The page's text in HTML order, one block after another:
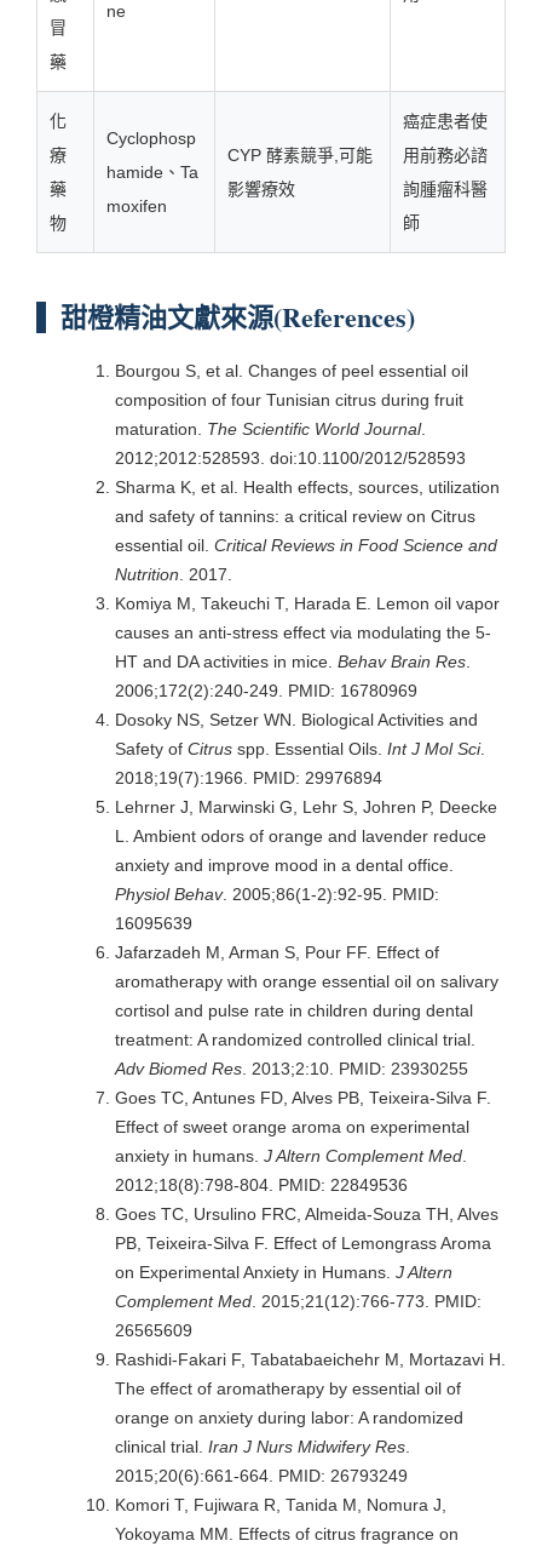
冒
藥
ne
化
療
藥
物
Cyclophosp
hamide、Ta
moxifen
CYP 酵素競爭,可能
影響療效
癌症患者使
用前務必諮
詢腫瘤科醫
師
甜橙精油文獻來源(References)
Bourgou S, et al. Changes of peel essential oil
composition of four Tunisian citrus during fruit
maturation. The Scientific World Journal.
2012;2012:528593. doi:10.1100/2012/528593
Sharma K, et al. Health effects, sources, utilization
and safety of tannins: a critical review on Citrus
essential oil. Critical Reviews in Food Science and
Nutrition . 2017.
Komiya M, Takeuchi T, Harada E. Lemon oil vapor
causes an anti-stress effect via modulating the 5-
HT and DA activities in mice. Behav Brain Res
2006;172(2):240-249. PMID: 16780969
Dosoky NS, Setzer WN. Biological Activities and
Safety of Citrus spp. Essential Oils. Int J Mol Sci.
2018;19(7):1966. PMID: 29976894
Lehrner J, Marwinski G, Lehr S, Johren P, Deecke
L. Ambient odors of orange and lavender reduce
anxiety and improve mood in a dental office.
Physiol Behav. 2005;86(1-2):92-95. PMID:
16095639
Jafarzadeh M, Arman S, Pour FF. Effect of
aromatherapy with orange essential oil on salivary
cortisol and pulse rate in children during dental
treatment: A randomized controlled clinical trial.
Adv Biomed Res . 2013;2:10. PMID: 23930255
Goes TC, Antunes FD, Alves PB, Teixeira-Silva F.
Effect of sweet orange aroma on experimental
anxiety in humans. J Altern Complement Med
2012;18(8):798-804. PMID: 22849536
Goes TC, Ursulino FRC, Almeida-Souza TH, Alves
PB, Teixeira-Silva F. Effect of Lemongrass Aroma
on Experimental Anxiety in Humans. J Altern
Complement Med . 2015;21(12):766-773. PMID:
26565609
Rashidi-Fakari F, Tabatabaeichehr M, Mortazavi H.
The effect of aromatherapy by essential oil of
orange on anxiety during labor: A randomized
clinical trial. Iran J Nurs Midwifery Res
2015;20(6):661-664. PMID: 26793249
Komori T, Fujiwara R, Tanida M, Nomura J,
Yokoyama MM. Effects of citrus fragrance on